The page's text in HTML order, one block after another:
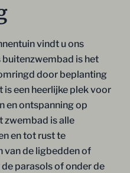
vindt u ons
is het
door beplanting
een heerlijke plek voor
en ontspanning op
zwembad is alle
en tot rust te
van de ligbedden of
parasols of onder de